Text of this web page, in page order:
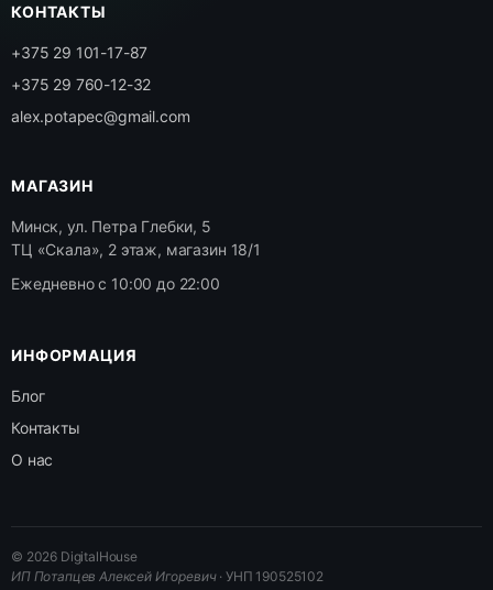
КОНТАКТЫ
+375 29 101-17-87
+375 29 760-12-32
alex.potapec@gmail.com
МАГАЗИН
Минск, ул. Петра Глебки, 5
ТЦ «Скала», 2 этаж, магазин 18/1
Ежедневно с 10:00 до 22:00
ИНФОРМАЦИЯ
Блог
Контакты
О нас
© 2026 DigitalHouse
ИП Потапцев Алексей Игоревич· УНП 190525102